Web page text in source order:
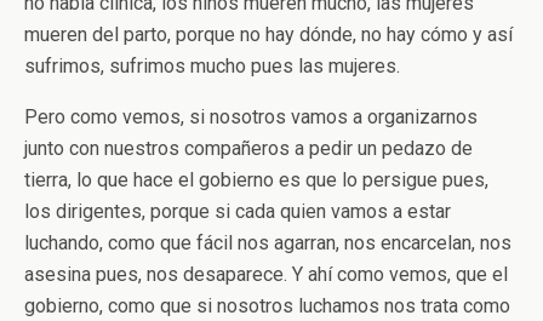
mueren del parto, porque no hay dónde, no hay cómo y así
sufrimos, sufrimos mucho pues las mujeres.
Pero como vemos, si nosotros vamos a organizarnos
junto con nuestros compañeros a pedir un pedazo de
tierra, lo que hace el gobierno es que lo persigue pues,
los dirigentes, porque si cada quien vamos a estar
luchando, como que fácil nos agarran, nos encarcelan, nos
asesina pues, nos desaparece. Y ahí como vemos, que el
gobierno, como que si nosotros luchamos nos trata como